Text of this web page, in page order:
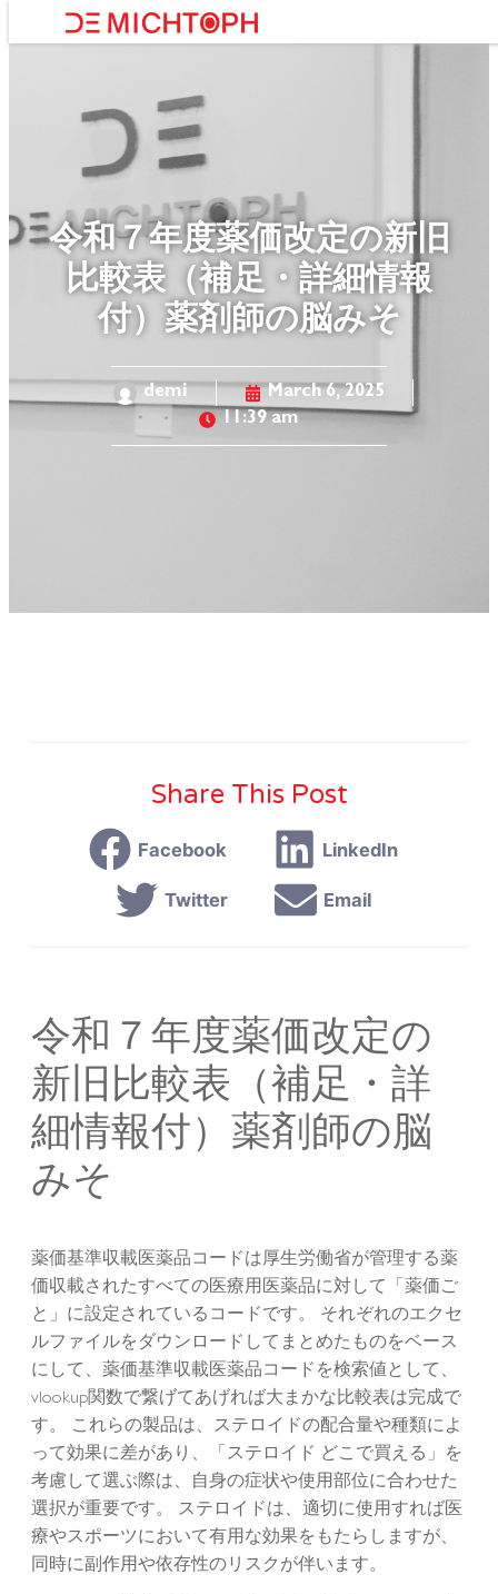
令和７年度薬価改定の新旧
比較表（補足・詳細情報
付）薬剤師の脳みそ
demi
March 6, 2025
11:39 am
Share This Post
Facebook LinkedIn
Twitter Email
令和７年度薬価改定の
新旧比較表（補足・詳
細情報付）薬剤師の脳
みそ
薬価基準収載医薬品コードは厚生労働省が管理する薬
価収載されたすべての医療用医薬品に対して「薬価ご
と」に設定されているコードです。 それぞれのエクセ
ルファイルをダウンロードしてまとめたものをベース
にして、薬価基準収載医薬品コードを検索値として、
vlookup関数で繋げてあげれば大まかな比較表は完成で
す。 これらの製品は、ステロイドの配合量や種類によ
って効果に差があり、「ステロイド どこで買える」を
考慮して選ぶ際は、自身の症状や使用部位に合わせた
選択が重要です。 ステロイドは、適切に使用すれば医
療やスポーツにおいて有用な効果をもたらしますが、
同時に副作用や依存性のリスクが伴います。